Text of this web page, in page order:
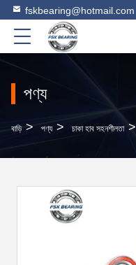
fskbearing@hotmail.com
পণ্য
বাড়ি > পণ্য > চাকা হাব সহনশীলতা >